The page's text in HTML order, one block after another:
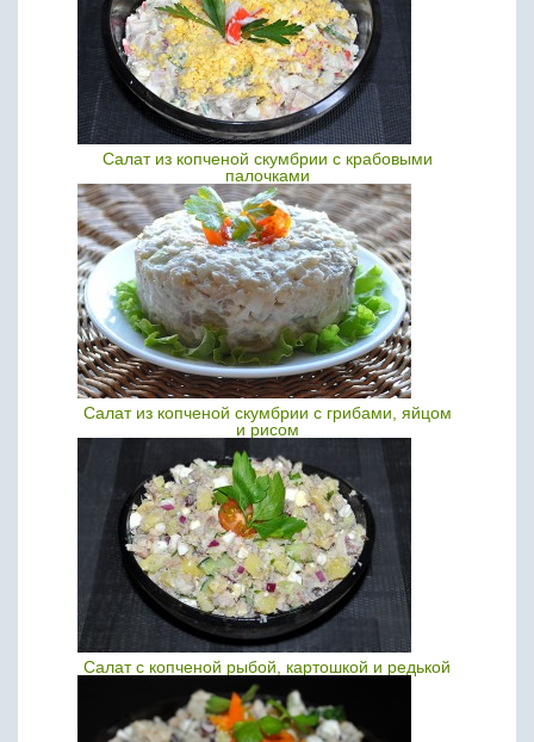
Салат из копченой скумбрии с крабовыми
палочками
Салат из копченой скумбрии с грибами, яйцом
и рисом
Салат с копченой рыбой, картошкой и редькой